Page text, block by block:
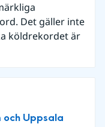
Det gäller inte
köldrekordet är
Uppsala